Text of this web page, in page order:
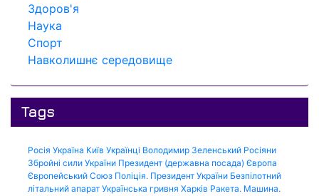
Здоров'я
Наука
Спорт
Навколишнє середовище
Tags
Росія Україна Київ Українці Володимир Зеленський Росіяни
Збройні сили України Президент (державна посада) Європа
Європейський Союз Поліція. Президент України Безпілотний
літальний апарат Українська гривня Харків Ракета. Машина.